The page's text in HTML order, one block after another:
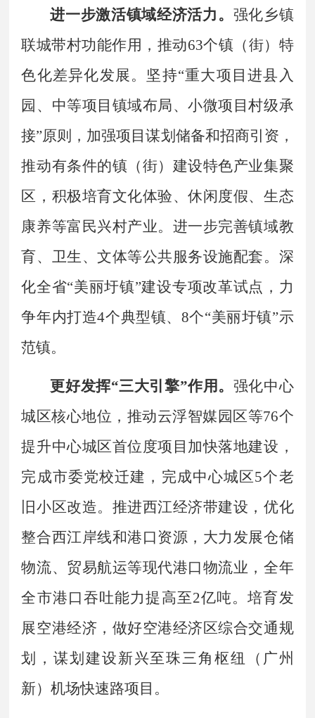
进一步激活镇域经济活力。 强化乡镇
联城带村功能作用，推动63个镇（街）特
色化差异化发展。坚持“重大项目进县入
园、中等项目镇域布局、小微项目村级承
接”原则，加强项目谋划储备和招商引资，
推动有条件的镇（街）建设特色产业集聚
区，积极培育文化体验、休闲度假、生态
康养等富民兴村产业。进一步完善镇域教
育、卫生、文体等公共服务设施配套。深
化全省“美丽圩镇”建设专项改革试点，力
争年内打造4个典型镇、 8个“美丽圩镇”示
范镇。
更好发挥“三大引擎”作用。 强化中心
城区核心地位，推动云浮智媒园区等76个
提升中心城区首位度项目加快落地建设，
完成市委党校迁建，完成中心城区5个老
旧小区改造。推进西江经济带建设，优化
整合西江岸线和港口资源，大力发展仓储
物流、贸易航运等现代港口物流业，全年
全市港口吞吐能力提高至2亿吨。培育发
展空港经济，做好空港经济区综合交通规
划，谋划建设新兴至珠三角枢纽（广州
新）机场快速路项目。